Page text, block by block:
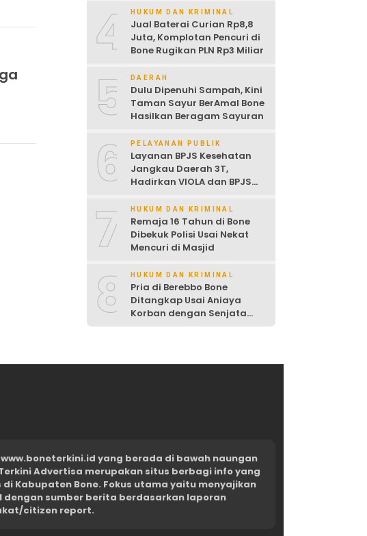
4 HUKUM DAN KRIMINAL
Jual Baterai Curian Rp8,8
Juta, Komplotan Pencuri di
Bone Rugikan PLN Rp3 Miliar
5 DAERAH
Dulu Dipenuhi Sampah, Kini
Taman Sayur BerAmal Bone
Hasilkan Beragam Sayuran
6 PELAYANAN PUBLIK
Layanan BPJS Kesehatan
Jangkau Daerah 3T,
Hadirkan VIOLA dan BPJS
Akses JKN
7 HUKUM DAN KRIMINAL
Remaja 16 Tahun di Bone
Dibekuk Polisi Usai Nekat
Mencuri di Masjid
8 HUKUM DAN KRIMINAL
Pria di Berebbo Bone
Ditangkap Usai Aniaya
Korban dengan Senjata
Tajam
yang berada di bawah naungan
Terkini Advertisa merupakan situs berbagi info yang
di Kabupaten Bone. Fokus utama yaitu menyajikan
dengan sumber berita berdasarkan laporan
citizen report.